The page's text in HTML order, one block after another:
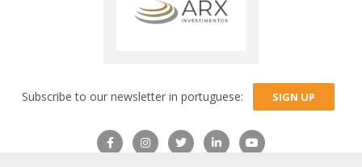
Subscribe to our newsletter in portuguese: SIGN UP